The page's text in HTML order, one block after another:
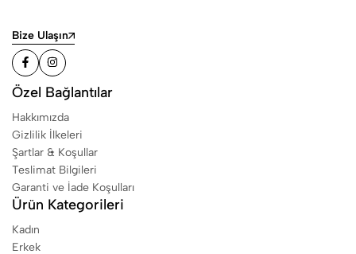
Bize Ulaşın
Özel Bağlantılar
Hakkımızda
Gizlilik İlkeleri
Şartlar & Koşullar
Teslimat Bilgileri
Garanti ve İade Koşulları
Ürün Kategorileri
Kadın
Erkek